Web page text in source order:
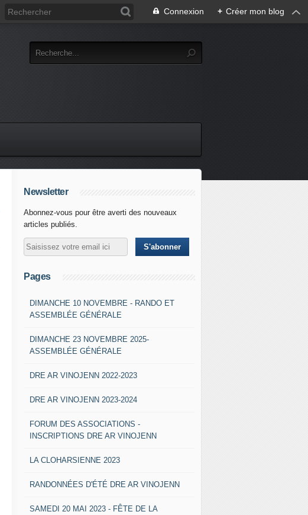
Connexion + Créer mon blog
Newsletter
Abonnez-vous pour être averti des nouveaux
articles publiés.
Pages
DIMANCHE 10 NOVEMBRE - RANDO ET
ASSEMBLÉE GÉNÉRALE
DIMANCHE 23 NOVEMBRE 2025-
ASSEMBLÉE GÉNÉRALE
DRE AR VINOJENN 2022-2023
DRE AR VINOJENN 2023-2024
FORUM DES ASSOCIATIONS -
INSCRIPTIONS DRE AR VINOJENN
LA CLOHARSIENNE 2023
RANDONNÉES D'ÉTÉ DRE AR VINOJENN
SAMEDI 20 MAI 2023 - FÊTE DE LA